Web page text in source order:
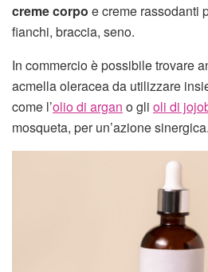
creme corpo e creme rassodanti
fianchi, braccia, seno.
In commercio è possibile trovare
acmella oleracea da utilizzare
come l’olio di argan o gli oli di
mosqueta, per un’azione sinergica.